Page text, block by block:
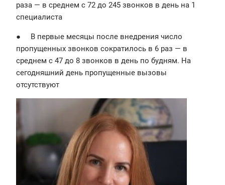
раза — в среднем с 72 до 245 звонков в день на 1
специалиста
● В первые месяцы после внедрения число
пропущенных звонков сократилось в 6 раз — в
среднем с 47 до 8 звонков в день по будням. На
сегодняшний день пропущенные вызовы
отсутствуют